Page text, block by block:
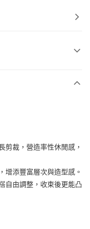
即使用無須另外申請。
自動跳轉到大哥付的交易
剪裁，營造率性休閒感，
增添豐富層次與造型感。
自由調整，收束後更能凸